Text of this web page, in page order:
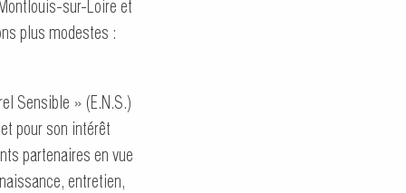
sur-Loire et
plus modestes :
Sensible » (E.N.S.)
pour son intérêt
partenaires en vue
entretien,